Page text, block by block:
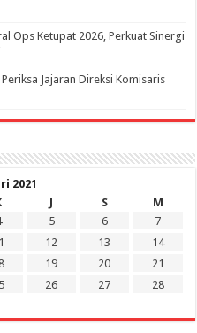
Ops Ketupat 2026, Perkuat Sinergi
Periksa Jajaran Direksi Komisaris
2021
J S
M
5 6
7
12 13
14
19 20
21
26 27
28